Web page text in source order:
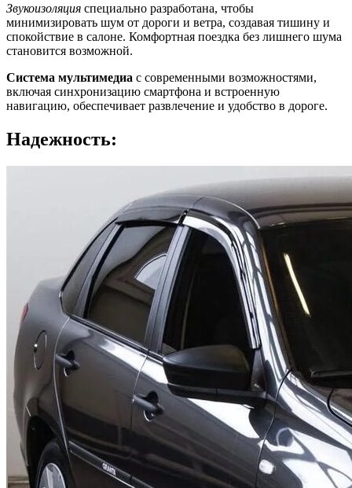
Звукоизоляция специально разработана, чтобы
минимизировать шум от дороги и ветра, создавая тишину и
спокойствие в салоне. Комфортная поездка без лишнего шума
становится возможной.
Система мультимедиа с современными возможностями,
включая синхронизацию смартфона и встроенную
навигацию, обеспечивает развлечение и удобство в дороге.
Надежность: